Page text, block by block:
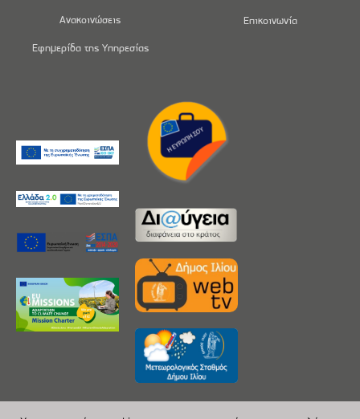
Ανακοινώσεις
Εφημερίδα της Υπηρεσίας
Επικοινωνία